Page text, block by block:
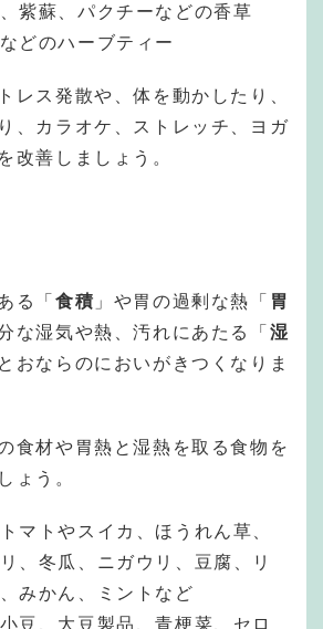
紫蘇、パクチーなどの香草
どのハーブティー
レス発散や、体を動かしたり、
、カラオケ、ストレッチ、ヨガ
改善しましょう。
る「 食積 」や胃の過剰な熱「 胃
な湿気や熱、汚れにあたる「 湿
おならのにおいがきつくなりま
食材や胃熱と湿熱を取る食物を
ょう。
マトやスイカ、ほうれん草、
、冬瓜、ニガウリ、豆腐、リ
みかん、ミントなど
豆、大豆製品、青梗菜、セロ